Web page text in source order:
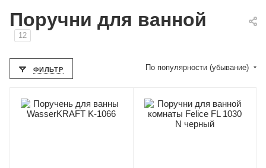
Поручни для ванной
12
ФИЛЬТР По популярности (убывание)